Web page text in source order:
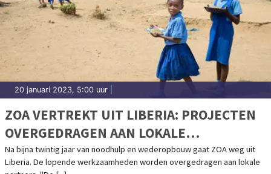
20 januari 2023, 5:00 uur
ZOA VERTREKT UIT LIBERIA: PROJECTEN
OVERGEDRAGEN AAN LOKALE
ORGANISATIES
Na bijna twintig jaar van noodhulp en wederopbouw gaat ZOA weg uit
Liberia. De lopende werkzaamheden worden overgedragen aan lokale